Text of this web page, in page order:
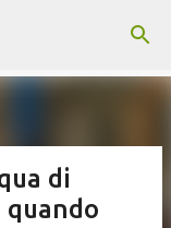
di
quando